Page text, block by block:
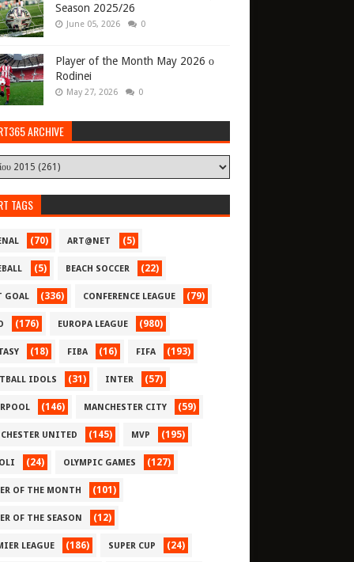
Season 2025/26
June 05, 2026 0
Player of the Month May 2026 ο
Rodinei
May 27, 2026 0
ARCHIVE
TAGS
(70) ART@NET (5)
(5) BEACH SOCCER (22)
GOAL (336) CONFERENCE LEAGUE (79)
(176) EUROPA LEAGUE (980)
(18) FIBA (16) FIFA (193)
IDOLS (31) INTER (57)
(146) MANCHESTER CITY (59)
UNITED (145) MVP (195)
(24) OLYMPIC GAMES (127)
OF THE MONTH (101)
OF THE SEASON (12)
LEAGUE (186) SUPER CUP (24)